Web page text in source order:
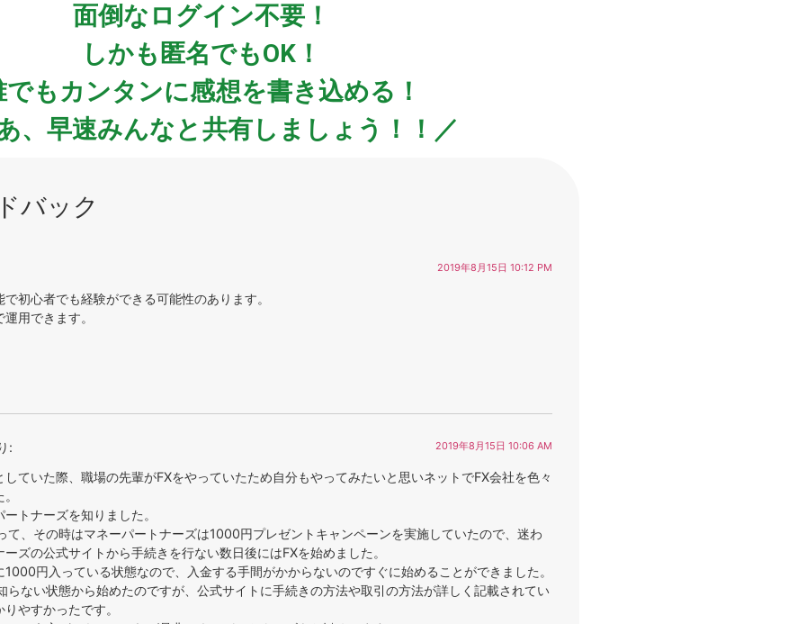
面倒なログイン不要！
しかも匿名でもOK！
でもカンタンに感想を書き込める！
、早速みんなと共有しましょう！！／
バック
2019年8月15日 10:12 PM
初心者でも経験ができる可能性のあります。
用できます。
: 2019年8月15日 10:06 AM
していた際、職場の先輩がFXをやっていたため自分もやってみたいと思いネットでFX会社を色々
トナーズを知りました。
て、その時はマネーパートナーズは1000円プレゼントキャンペーンを実施していたので、迷わ
ズの公式サイトから手続きを行ない数日後にはFXを始めました。
円入っている状態なので、入金する手間がかからないのですぐに始めることができました。
らない状態から始めたのですが、公式サイトに手続きの方法や取引の方法が詳しく記載されてい
やすかったです。